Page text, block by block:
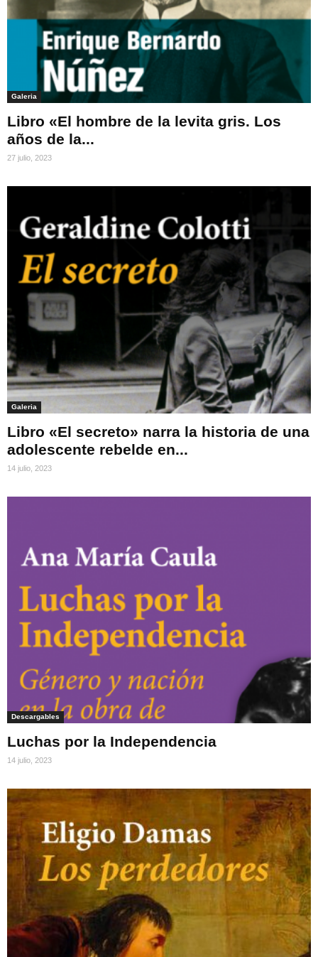
Galeria
Libro «El hombre de la levita gris. Los
años de la...
27 julio, 2023
Galeria
Libro «El secreto» narra la historia de una
adolescente rebelde en...
14 julio, 2023
Descargables
Luchas por la Independencia
14 julio, 2023